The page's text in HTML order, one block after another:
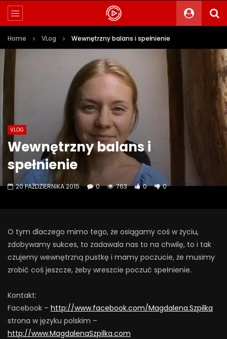
Home VLog Wewnętrzny balans i spełnienie
VLOG
Wewnętrzny balans i
spełnienie
20 PAŹDZIERNIKA 2015 0 763 0 0
O tym dlaczego mimo tego, że osiągamy coś w życiu,
zdobywamy sukces, to zadawala nas to na chwilę, to i tak
czujemy wewnętrzną pustkę i mamy poczucie, że musimy
zrobić coś jeszcze, żeby wreszcie poczuć spełnienie.
Kontakt:
Facebook – http://www.facebook.com/Magdalena.Szpilka
strona w języku polskim –
http://www.MagdalenaSzpilka.com